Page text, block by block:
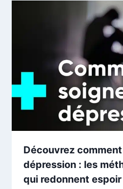
Découvrez
dépression : les
qui redonnent espoir